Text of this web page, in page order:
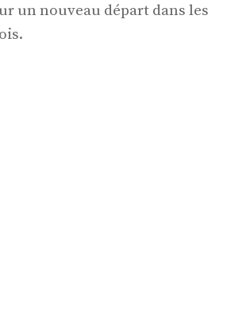
un nouveau départ dans les